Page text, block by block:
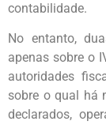
contabilidade.
No entanto,
apenas sobre o
autoridades
sobre o qual há
declarados,